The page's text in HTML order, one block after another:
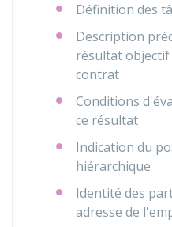
Définition des
Description
résultat
contrat
Conditions
ce résultat
Indication du
hiérarchique
Identité des
adresse de